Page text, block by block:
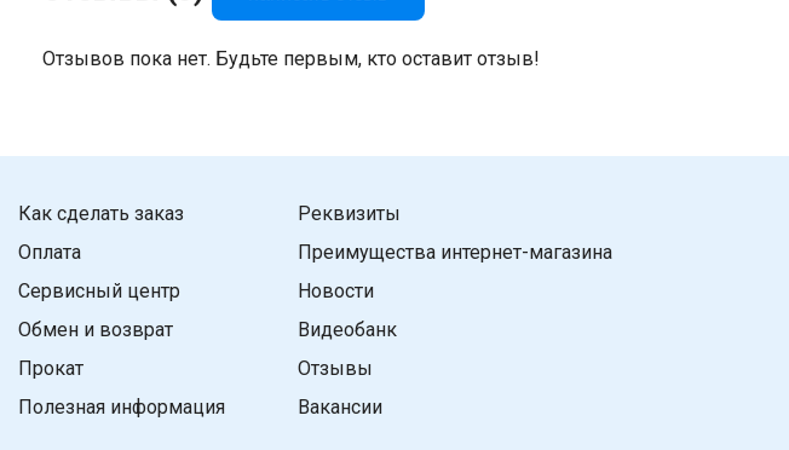
Отзывов пока нет. Будьте первым, кто оставит отзыв!
Как сделать заказ
Оплата
Сервисный центр
Обмен и возврат
Прокат
Полезная информация
Реквизиты
Преимущества интернет-магазина
Новости
Видеобанк
Отзывы
Вакансии